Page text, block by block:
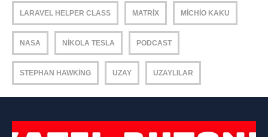
LARAVEL HELPER CLASS MATRIX MICHIO KAKU
NASA NIKOLA TESLA PODCAST
STEPHAN HAWKING UZAY UZAYLILAR